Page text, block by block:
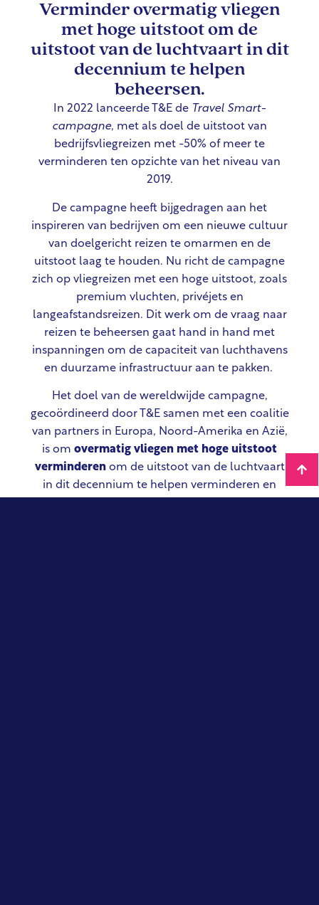
Verminder overmatig vliegen
met hoge uitstoot om de
uitstoot van de luchtvaart in dit
decennium te helpen
beheersen.
In 2022 lanceerde T&E de Travel Smart-
campagne, met als doel de uitstoot van
bedrijfsvliegreizen met -50% of meer te
verminderen ten opzichte van het niveau van
2019.
De campagne heeft bijgedragen aan het
inspireren van bedrijven om een nieuwe cultuur
van doelgericht reizen te omarmen en de
uitstoot laag te houden. Nu richt de campagne
zich op vliegreizen met een hoge uitstoot, zoals
premium vluchten, privéjets en
langeafstandsreizen. Dit werk om de vraag naar
reizen te beheersen gaat hand in hand met
inspanningen om de capaciteit van luchthavens
en duurzame infrastructuur aan te pakken.
Het doel van de wereldwijde campagne,
gecoördineerd door T&E samen met een coalitie
van partners in Europa, Noord-Amerika en Azië,
is om overmatig vliegen met hoge uitstoot
verminderen om de uitstoot van de luchtvaart
in dit decennium te helpen verminderen en